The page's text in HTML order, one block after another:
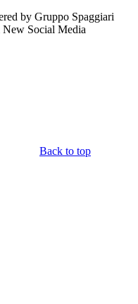
by Gruppo Spaggiari
Social Media
Back to top